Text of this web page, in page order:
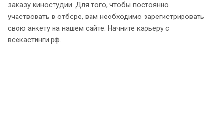
заказу киностудии. Для того, чтобы постоянно
участвовать в отборе, вам необходимо зарегистрировать
свою анкету на нашем сайте. Начните карьеру с
всекастинги.рф.